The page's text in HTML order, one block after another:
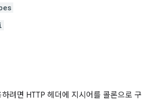
려면 HTTP 헤더에 지시어를 콜론으로 구